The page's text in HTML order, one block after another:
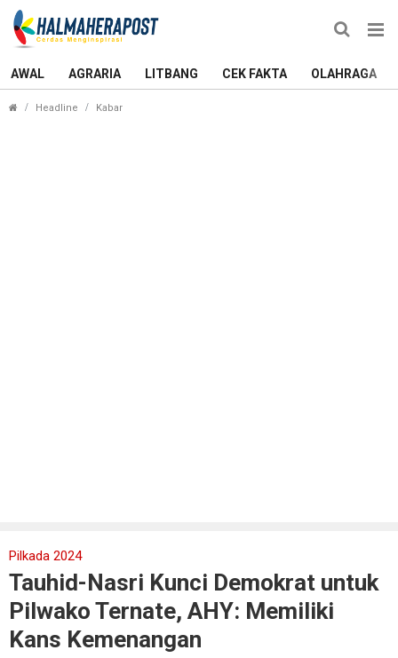
AWAL AGRARIA LITBANG CEK FAKTA OLAHRAGA
Headline Kabar
Pilkada 2024
Tauhid-Nasri Kunci Demokrat untuk
Pilwako Ternate, AHY: Memiliki
Kans Kemenangan